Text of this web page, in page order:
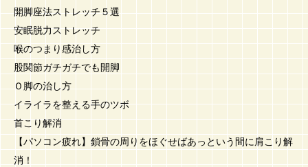
開脚座法ストレッチ５選
安眠脱力ストレッチ
喉のつまり感治し方
股関節ガチガチでも開脚
Ｏ脚の治し方
イライラを整える手のツボ
首こり解消
【パソコン疲れ】鎖骨の周りをほぐせばあっという間に肩こり解
消！